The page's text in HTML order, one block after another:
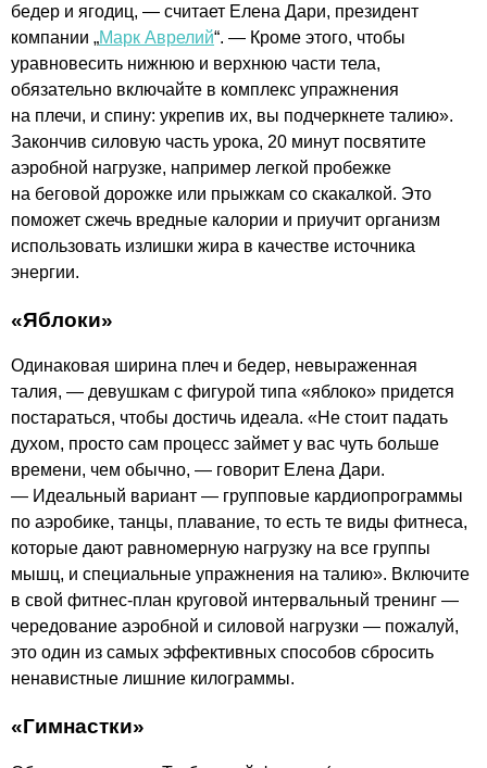
бедер и ягодиц, — считает Елена Дари, президент
компании „Марк Аврелий“. — Кроме этого, чтобы
уравновесить нижнюю и верхнюю части тела,
обязательно включайте в комплекс упражнения
на плечи, и спину: укрепив их, вы подчеркнете талию».
Закончив силовую часть урока, 20 минут посвятите
аэробной нагрузке, например легкой пробежке
на беговой дорожке или прыжкам со скакалкой. Это
поможет сжечь вредные калории и приучит организм
использовать излишки жира в качестве источника
энергии.
«Яблоки»
Одинаковая ширина плеч и бедер, невыраженная
талия, — девушкам с фигурой типа «яблоко» придется
постараться, чтобы достичь идеала. «Не стоит падать
духом, просто сам процесс займет у вас чуть больше
времени, чем обычно, — говорит Елена Дари.
— Идеальный вариант — групповые кардиопрограммы
по аэробике, танцы, плавание, то есть те виды фитнеса,
которые дают равномерную нагрузку на все группы
мышц, и специальные упражнения на талию». Включите
в свой фитнес-план круговой интервальный тренинг —
чередование аэробной и силовой нагрузки — пожалуй,
это один из самых эффективных способов сбросить
ненавистные лишние килограммы.
«Гимнастки»